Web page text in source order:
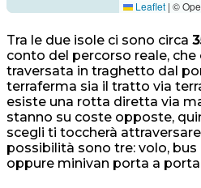
Leaflet | ©
Tra le due isole ci sono circa
conto del percorso reale,
traversata in traghetto dal
terraferma sia il tratto via
esiste una rotta diretta via
stanno su coste opposte,
scegli ti toccherà
possibilità sono tre: volo,
oppure minivan porta a